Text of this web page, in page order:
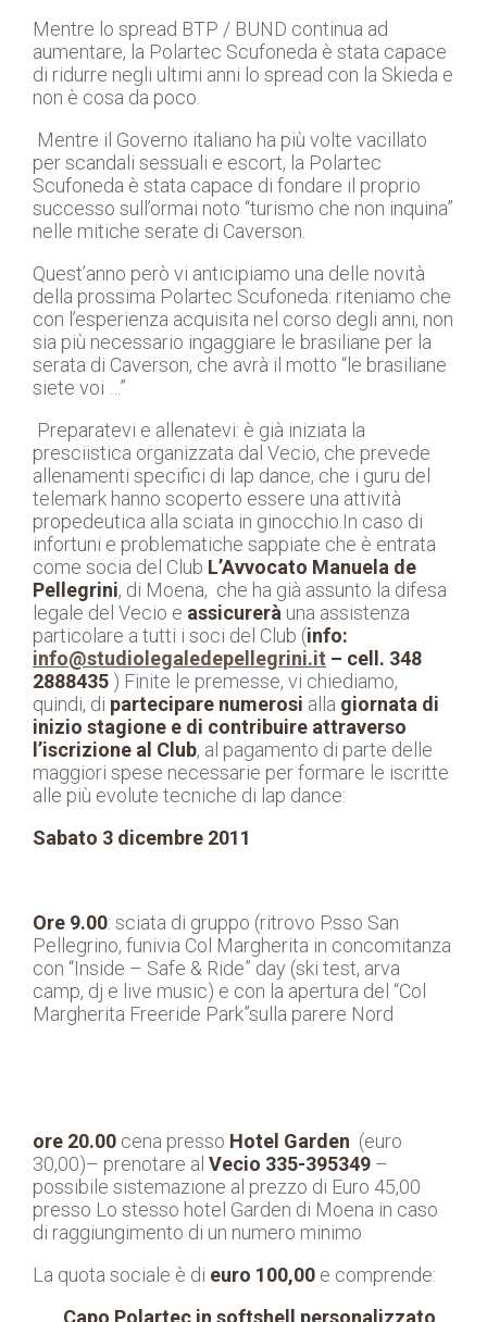
Mentre lo spread BTP / BUND continua ad
aumentare, la Polartec Scufoneda è stata capace
di ridurre negli ultimi anni lo spread con la Skieda e
non è cosa da poco.
Mentre il Governo italiano ha più volte vacillato
per scandali sessuali e escort, la Polartec
Scufoneda è stata capace di fondare il proprio
successo sull’ormai noto “turismo che non inquina”
nelle mitiche serate di Caverson.
Quest’anno però vi anticipiamo una delle novità
della prossima Polartec Scufoneda: riteniamo che
con l’esperienza acquisita nel corso degli anni, non
sia più necessario ingaggiare le brasiliane per la
serata di Caverson, che avrà il motto “le brasiliane
siete voi …”
Preparatevi e allenatevi: è già iniziata la
presciistica organizzata dal Vecio, che prevede
allenamenti specifici di lap dance, che i guru del
telemark hanno scoperto essere una attività
propedeutica alla sciata in ginocchio.In caso di
infortuni e problematiche sappiate che è entrata
come socia del Club L’Avvocato Manuela de
Pellegrini, di Moena, che ha già assunto la difesa
legale del Vecio e assicurerà una assistenza
particolare a tutti i soci del Club (info:
info@studiolegaledepellegrini.it – cell. 348
2888435 ) Finite le premesse, vi chiediamo,
quindi, di partecipare numerosi alla giornata di
inizio stagione e di contribuire attraverso
l’iscrizione al Club, al pagamento di parte delle
maggiori spese necessarie per formare le iscritte
alle più evolute tecniche di lap dance:
Sabato 3 dicembre 2011
Ore 9.00: sciata di gruppo (ritrovo P.sso San
Pellegrino, funivia Col Margherita in concomitanza
con “Inside – Safe & Ride” day (ski test, arva
camp, dj e live music) e con la apertura del “Col
Margherita Freeride Park”sulla parere Nord
ore 20.00 cena presso Hotel Garden (euro
30,00)– prenotare al Vecio 335-395349 –
possibile sistemazione al prezzo di Euro 45,00
presso Lo stesso hotel Garden di Moena in caso
di raggiungimento di un numero minimo
La quota sociale è di euro 100,00 e comprende:
Capo Polartec in softshell personalizzato